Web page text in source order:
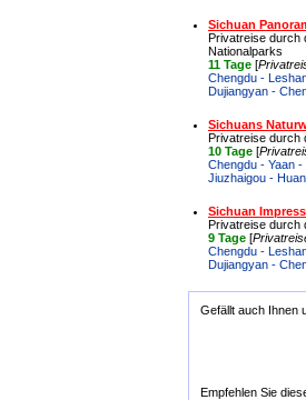
Sichuan
Privatreise durch
Nationalparks
11 Tage [
Chengdu -
Dujiangyan -
Sichuans
Privatreise durch
10 Tage [
Chengdu - Yaan
Jiuzhaigou -
Sichuan
Privatreise durch
9 Tage [
Chengdu -
Dujiangyan -
Gefällt auch Ihnen
Empfehlen Sie